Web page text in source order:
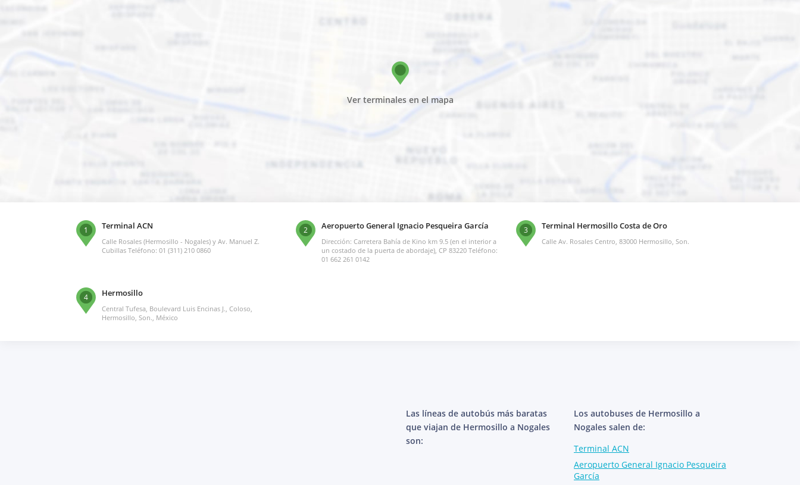
Ver terminales en el mapa
1 Terminal ACN
Calle Rosales (Hermosillo - Nogales) y Av. Manuel Z.
Cubillas Teléfono: 01 (311) 210 0860
2 Aeropuerto General Ignacio Pesqueira García
Dirección: Carretera Bahía de Kino km 9.5 (en el interior a
un costado de la puerta de abordaje), CP 83220 Teléfono:
01 662 261 0142
3 Terminal Hermosillo Costa de Oro
Calle Av. Rosales Centro, 83000 Hermosillo, Son.
4 Hermosillo
Central Tufesa, Boulevard Luis Encinas J., Coloso,
Hermosillo, Son., México
Las líneas de autobús más baratas
que viajan de Hermosillo a Nogales
son:
Los autobuses de Hermosillo a
Nogales salen de:
Terminal ACN
Aeropuerto General Ignacio Pesqueira
García